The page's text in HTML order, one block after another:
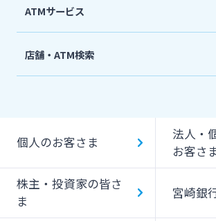
ATMサービス
機能一覧
キャッシング提携先
一日あたりのご利用限度額
ATM Operation Guide
店舗・ATM検索
個人のお客さま
法人・
お客さ
株主・投資家の皆さ
ま
宮崎銀